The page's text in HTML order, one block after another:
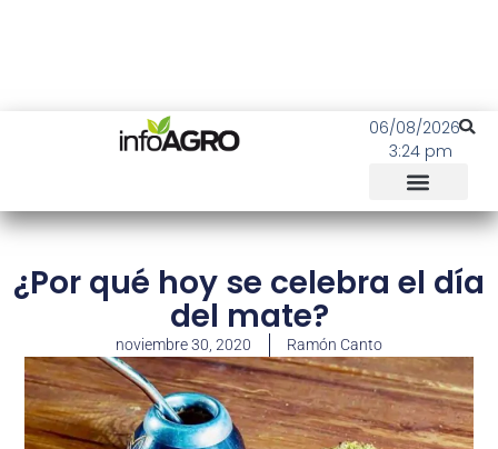
06/08/2026
3:24 pm
¿Por qué hoy se celebra el día
del mate?
noviembre 30, 2020 Ramón Canto